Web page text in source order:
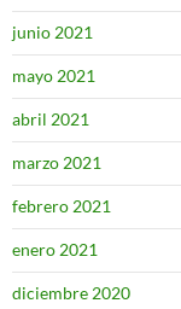
junio 2021
mayo 2021
abril 2021
marzo 2021
febrero 2021
enero 2021
diciembre 2020